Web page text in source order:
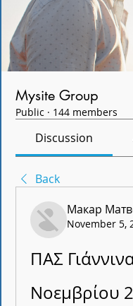
Mysite Group
Public · 144 members
Discussion
Back
Макар
November 5,
ΠΑΣ
Νοεμβρίου